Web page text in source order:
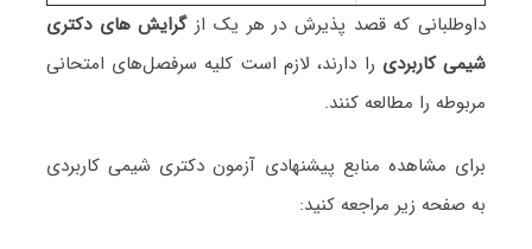
داوطلبانی که قصد پذیرش در هر یک از گرایش های دکتری
شیمی ﻛﺎرﺑﺮدی را دارند، لازم است کلیه سرفصل‌های امتحانی
مربوطه را مطالعه کنند.
برای مشاهده منابع پیشنهادی آزمون دکتری شیمی ﻛﺎرﺑﺮدی
به صفحه زیر مراجعه کنید: